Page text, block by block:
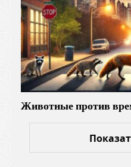
Животные против